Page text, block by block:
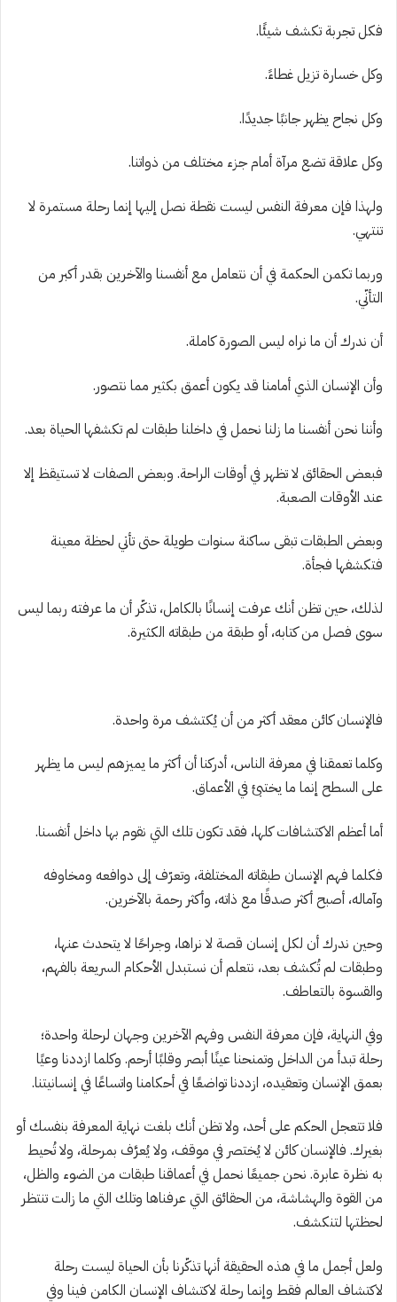
فكل تجربة تكشف شيئًا.
وكل خسارة تزيل غطاءً.
وكل نجاح يظهر جانبًا جديدًا.
وكل علاقة تضع مرآة أمام جزء مختلف من ذواتنا.
ولهذا فإن معرفة النفس ليست نقطة نصل إليها إنما رحلة مستمرة لا
تنتهي.
وربما تكمن الحكمة في أن نتعامل مع أنفسنا والآخرين بقدر أكبر من
التأنّي.
أن ندرك أن ما نراه ليس الصورة كاملة.
وأن الإنسان الذي أمامنا قد يكون أعمق بكثير مما نتصور.
وأننا نحن أنفسنا ما زلنا نحمل في داخلنا طبقات لم تكشفها الحياة بعد.
فبعض الحقائق لا تظهر في أوقات الراحة. وبعض الصفات لا تستيقظ إلا
عند الأوقات الصعبة.
وبعض الطبقات تبقى ساكنة سنوات طويلة حتى تأتي لحظة معينة
فتكشفها فجأة.
لذلك، حين تظن أنك عرفت إنسانًا بالكامل، تذكّر أن ما عرفته ربما ليس
سوى فصل من كتابه، أو طبقة من طبقاته الكثيرة.
فالإنسان كائن معقد أكثر من أن يُكتشف مرة واحدة.
وكلما تعمقنا في معرفة الناس، أدركنا أن أكثر ما يميزهم ليس ما يظهر
على السطح إنما ما يختبئ في الأعماق.
أما أعظم الاكتشافات كلها، فقد تكون تلك التي نقوم بها داخل أنفسنا.
فكلما فهم الإنسان طبقاته المختلفة، وتعرّف إلى دوافعه ومخاوفه
وآماله، أصبح أكثر صدقًا مع ذاته، وأكثر رحمة بالآخرين.
وحين ندرك أن لكل إنسان قصة لا نراها، وجراحًا لا يتحدث عنها،
وطبقات لم تُكشف بعد، نتعلم أن نستبدل الأحكام السريعة بالفهم،
والقسوة بالتعاطف.
وفي النهاية، فإن معرفة النفس وفهم الآخرين وجهان لرحلة واحدة؛
رحلة تبدأ من الداخل وتمنحنا عينًا أبصر وقلبًا أرحم. وكلما ازددنا وعيًا
بعمق الإنسان وتعقيده، ازددنا تواضعًا في أحكامنا واتساعًا في إنسانيتنا.
فلا تتعجل الحكم على أحد، ولا تظن أنك بلغت نهاية المعرفة بنفسك أو
بغيرك. فالإنسان كائن لا يُختصر في موقف، ولا يُعرَّف بمرحلة، ولا تُحيط
به نظرة عابرة. نحن جميعًا نحمل في أعماقنا طبقات من الضوء والظل،
من القوة والهشاشة، من الحقائق التي عرفناها وتلك التي ما زالت تنتظر
لحظتها لتنكشف.
ولعل أجمل ما في هذه الحقيقة أنها تذكّرنا بأن الحياة ليست رحلة
لاكتشاف العالم فقط وإنما رحلة لاكتشاف الإنسان الكامن فينا وفي